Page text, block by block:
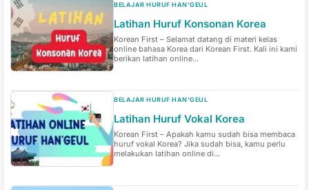
BELAJAR HURUF HAN'GEUL
Latihan Huruf Konsonan Korea
Korean First – Selamat datang di materi kelas
online bahasa Korea dari Korean First. Kali ini kami
berikan latihan online...
BELAJAR HURUF HAN'GEUL
Latihan Huruf Vokal Korea
Korean First – Apakah kamu sudah bisa membaca
huruf vokal Korea? Jika sudah bisa, kamu perlu
melakukan latihan online di...